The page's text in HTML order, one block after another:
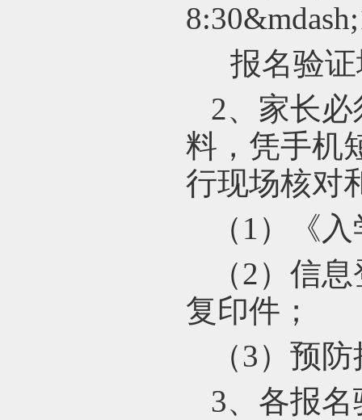
报名验
2、家长
料，凭手机
行现场核对
（1）《
（2）信
复印件；
（3）预
3、各报